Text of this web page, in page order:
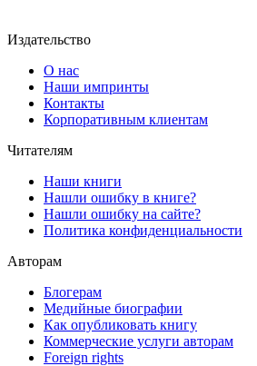
Издательство
О нас
Наши импринты
Контакты
Корпоративным клиентам
Читателям
Наши книги
Нашли ошибку в книге?
Нашли ошибку на сайте?
Политика конфиденциальности
Авторам
Блогерам
Медийные биографии
Как опубликовать книгу
Коммерческие услуги авторам
Foreign rights